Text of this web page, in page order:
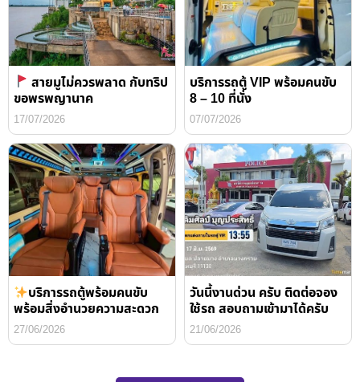
สายมูไม่ควรพลาด กับทริป
ขอพรพญานาค
17/07/2026
บริการรถตู้ VIP พร้อมคนขับ
8 – 10 ที่นั่ง
07/07/2026
บริการรถตู้พร้อมคนขับ
พร้อมสิ่งอำนวยความสะดวก
27/06/2026
วันนี้งานด่วน ครับ ติดต่อจอง
ใช้รถ สอบถามเข้ามาได้ครับ
21/06/2026